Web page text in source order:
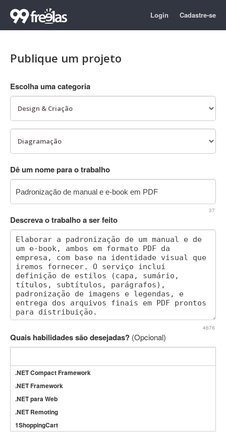
Login Cadastre-se
Publique um projeto
Escolha uma categoria
Dê um nome para o trabalho
37
Descreva o trabalho a ser feito
4676
Quais habilidades são desejadas? (Opcional)
.NET Compact Framework
.NET Framework
.NET para Web
.NET Remoting
1ShoppingCart